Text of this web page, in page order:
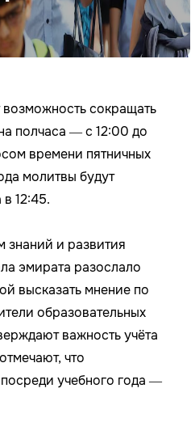
сокращать
полчаса — с 12:00 до
времени пятничных
молитвы будут
в 12:45.
знаний и развития
эмирата разослало
высказать мнение по
образовательных
важность учёта
что
учебного года —